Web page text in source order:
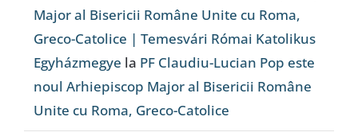
Major al Bisericii Române Unite cu Roma,
Greco-Catolice | Temesvári Római Katolikus
Egyházmegye la PF Claudiu-Lucian Pop este
noul Arhiepiscop Major al Bisericii Române
Unite cu Roma, Greco-Catolice